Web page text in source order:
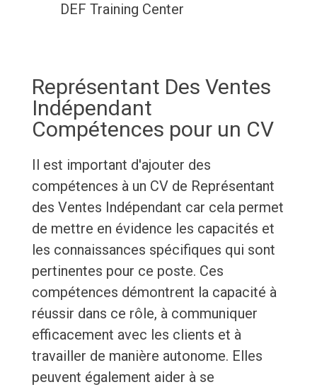
DEF Training Center
Représentant Des Ventes
Indépendant
Compétences pour un CV
Il est important d'ajouter des
compétences à un CV de Représentant
des Ventes Indépendant car cela permet
de mettre en évidence les capacités et
les connaissances spécifiques qui sont
pertinentes pour ce poste. Ces
compétences démontrent la capacité à
réussir dans ce rôle, à communiquer
efficacement avec les clients et à
travailler de manière autonome. Elles
peuvent également aider à se